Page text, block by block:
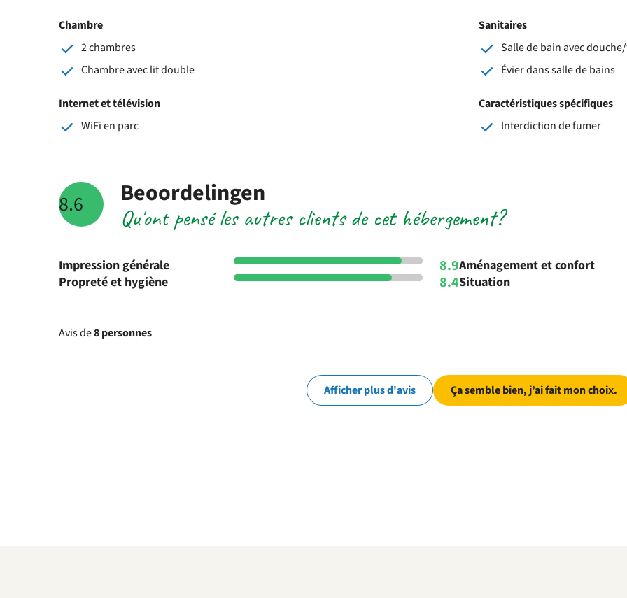
Chambre
2 chambres
Chambre avec lit double
Sanitaires
Salle de bain avec
Évier dans salle de bains
Internet et télévision
WiFi en parc
Caractéristiques spécifiques
Interdiction de fumer
8.6 Qu'ont pensé les autres clients de cet hébergement?
Beoordelingen
Impression générale 8.9Aménagement et confort
Propreté et hygiène 8.4Situation
Avis de8 personnes
Afficher plus d'avis Ça semble bien, j’ai fait mon choix.